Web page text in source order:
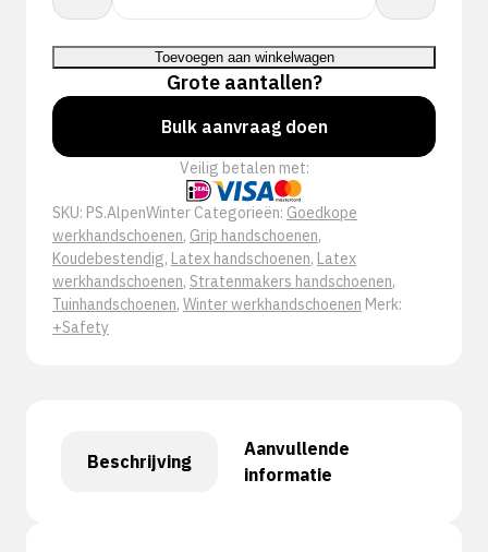
Winterhandschoen
Toevoegen aan winkelwagen
Grote aantallen?
Bulk aanvraag doen
Veilig betalen met:
SKU: PS.AlpenWinter Categorieën: Goedkope
werkhandschoenen, Grip handschoenen,
Koudebestendig, Latex handschoenen, Latex
werkhandschoenen, Stratenmakers handschoenen,
Tuinhandschoenen, Winter werkhandschoenen Merk:
+Safety
Beschrijving
Aanvullende
informatie